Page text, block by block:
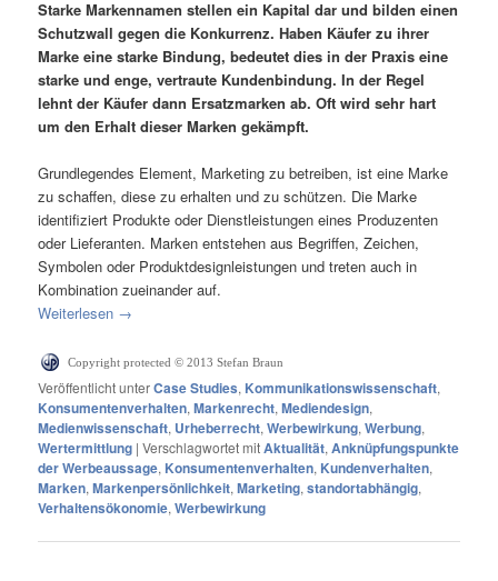
Starke Markennamen stellen ein Kapital dar und bilden einen
Schutzwall gegen die Konkurrenz. Haben Käufer zu ihrer
Marke eine starke Bindung, bedeutet dies in der Praxis eine
starke und enge, vertraute Kundenbindung. In der Regel
lehnt der Käufer dann Ersatzmarken ab. Oft wird sehr hart
um den Erhalt dieser Marken gekämpft.
Grundlegendes Element, Marketing zu betreiben, ist eine Marke
zu schaffen, diese zu erhalten und zu schützen. Die Marke
identifiziert Produkte oder Dienstleistungen eines Produzenten
oder Lieferanten. Marken entstehen aus Begriffen, Zeichen,
Symbolen oder Produktdesignleistungen und treten auch in
Kombination zueinander auf.
Weiterlesen →
Copyright protected © 2013 Stefan Braun
Veröffentlicht unterCase Studies, Kommunikationswissenschaft,
Konsumentenverhalten,Markenrecht,Mediendesign,
Medienwissenschaft, Urheberrecht,Werbewirkung,Werbung,
Wertermittlung |Verschlagwortet mitAktualität,Anknüpfungspunkte
der Werbeaussage, Konsumentenverhalten, Kundenverhalten,
Marken,Markenpersönlichkeit,Marketing,standortabhängig,
Verhaltensökonomie,Werbewirkung